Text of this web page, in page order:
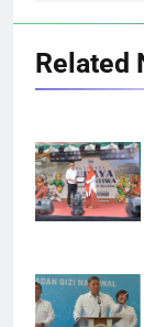
Related